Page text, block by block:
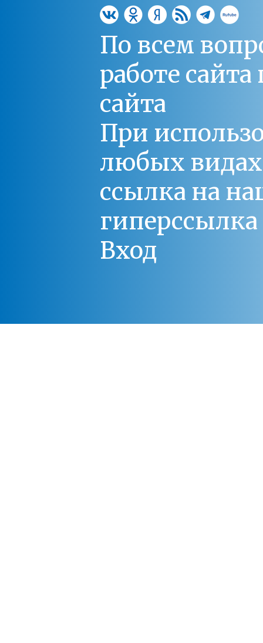
По всем
работе
сайта
При
любых
ссылка на
Вход